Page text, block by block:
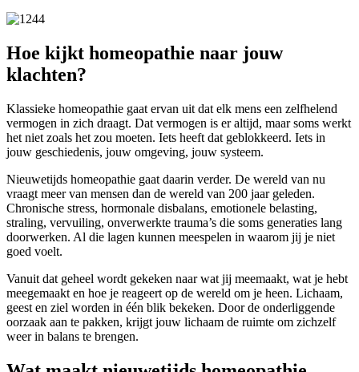
Hoe kijkt homeopathie naar jouw
klachten?
Klassieke homeopathie gaat ervan uit dat elk mens een zelfhelend
vermogen in zich draagt. Dat vermogen is er altijd, maar soms werkt
het niet zoals het zou moeten. Iets heeft dat geblokkeerd. Iets in
jouw geschiedenis, jouw omgeving, jouw systeem.
Nieuwetijds homeopathie gaat daarin verder. De wereld van nu
vraagt meer van mensen dan de wereld van 200 jaar geleden.
Chronische stress, hormonale disbalans, emotionele belasting,
straling, vervuiling, onverwerkte trauma’s die soms generaties lang
doorwerken. Al die lagen kunnen meespelen in waarom jij je niet
goed voelt.
Vanuit dat geheel wordt gekeken naar wat jij meemaakt, wat je hebt
meegemaakt en hoe je reageert op de wereld om je heen. Lichaam,
geest en ziel worden in één blik bekeken. Door de onderliggende
oorzaak aan te pakken, krijgt jouw lichaam de ruimte om zichzelf
weer in balans te brengen.